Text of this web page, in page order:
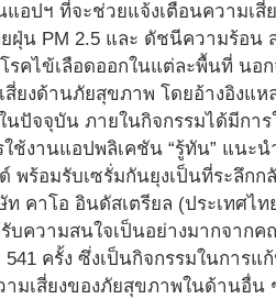
แอปฯ ที่จะช่วยแจ้งเตือนความ
น PM 2.5 และ ดัชนีความร้อน
คไข้เลือดออกในแต่ละพื้นที่ นอ
ยงด้านภัยสุขภาพ โดยอ้างอิงแ
จจุบัน ภายในกิจกรรมได้มีการ
ช้งานแอปพลิเคชัน “รู้ทัน” แนะ
พร้อมรับเซรั่มกันยุงเป็นที่ระลึก
คาโอ อินดัสเตรียล (ประเทศไ
บความสนใจเป็นอย่างมากจาก
ครั้ง ซึ่งเป็นกิจกรรมในการแ
มเสี่ยงของภัยสุขภาพในด้านอื่น